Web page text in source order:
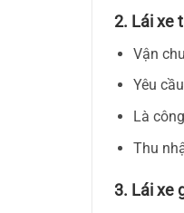
2. Lái xe
Vận
Yêu
Là
Thu
3. Lái xe